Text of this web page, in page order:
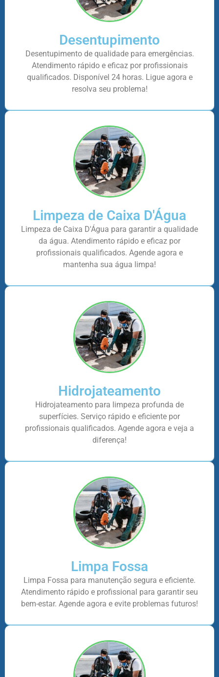
Desentupimento
Desentupimento de qualidade para emergências.
Atendimento rápido e eficaz por profissionais
qualificados. Disponível 24 horas. Ligue agora e
resolva seu problema!
Limpeza de Caixa D'Água
Limpeza de Caixa D'Água para garantir a qualidade
da água. Atendimento rápido e eficaz por
profissionais qualificados. Agende agora e
mantenha sua água limpa!
Hidrojateamento
Hidrojateamento para limpeza profunda de
superfícies. Serviço rápido e eficiente por
profissionais qualificados. Agende agora e veja a
diferença!
Limpa Fossa
Limpa Fossa para manutenção segura e eficiente.
Atendimento rápido e profissional para garantir seu
bem-estar. Agende agora e evite problemas futuros!